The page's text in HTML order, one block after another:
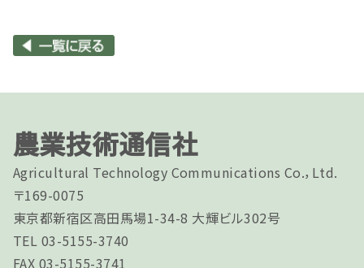
農業技術通信社
Agricultural Technology Communications Co.，Ltd.
〒169-0075
東京都新宿区高田馬場1-34-8 大輝ビル302号
TEL 03-5155-3740
FAX 03-5155-3741